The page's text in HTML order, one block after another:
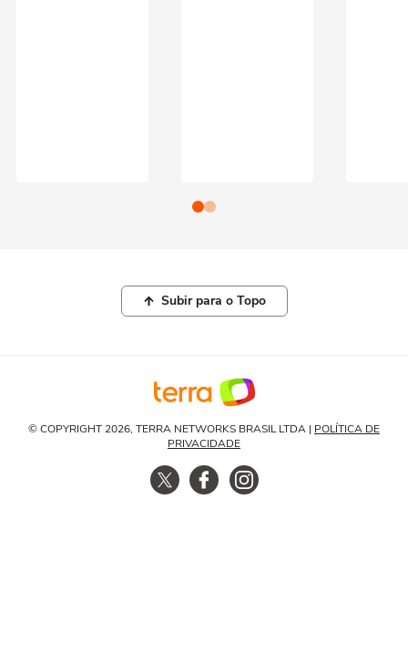
Subir para o Topo
© COPYRIGHT 2026, TERRA NETWORKS BRASIL LTDA | POLÍTICA DE
PRIVACIDADE